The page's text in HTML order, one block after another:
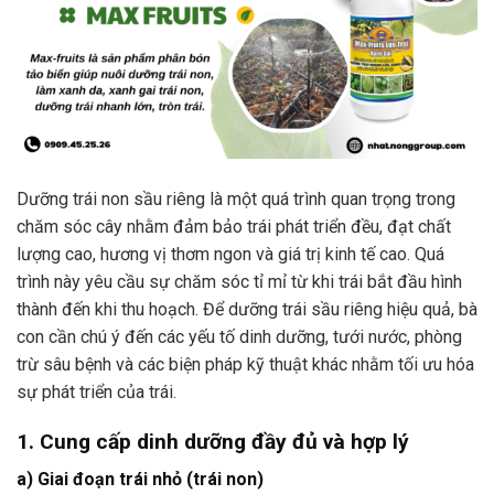
Dưỡng trái non sầu riêng là một quá trình quan trọng trong
chăm sóc cây nhằm đảm bảo trái phát triển đều, đạt chất
lượng cao, hương vị thơm ngon và giá trị kinh tế cao. Quá
trình này yêu cầu sự chăm sóc tỉ mỉ từ khi trái bắt đầu hình
thành đến khi thu hoạch. Để dưỡng trái sầu riêng hiệu quả, bà
con cần chú ý đến các yếu tố dinh dưỡng, tưới nước, phòng
trừ sâu bệnh và các biện pháp kỹ thuật khác nhằm tối ưu hóa
sự phát triển của trái.
1. Cung cấp dinh dưỡng đầy đủ và hợp lý
a) Giai đoạn trái nhỏ (trái non)